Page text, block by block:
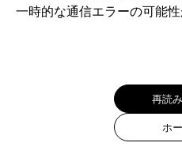
一時的な通信エラーの可能性
再読
ホ